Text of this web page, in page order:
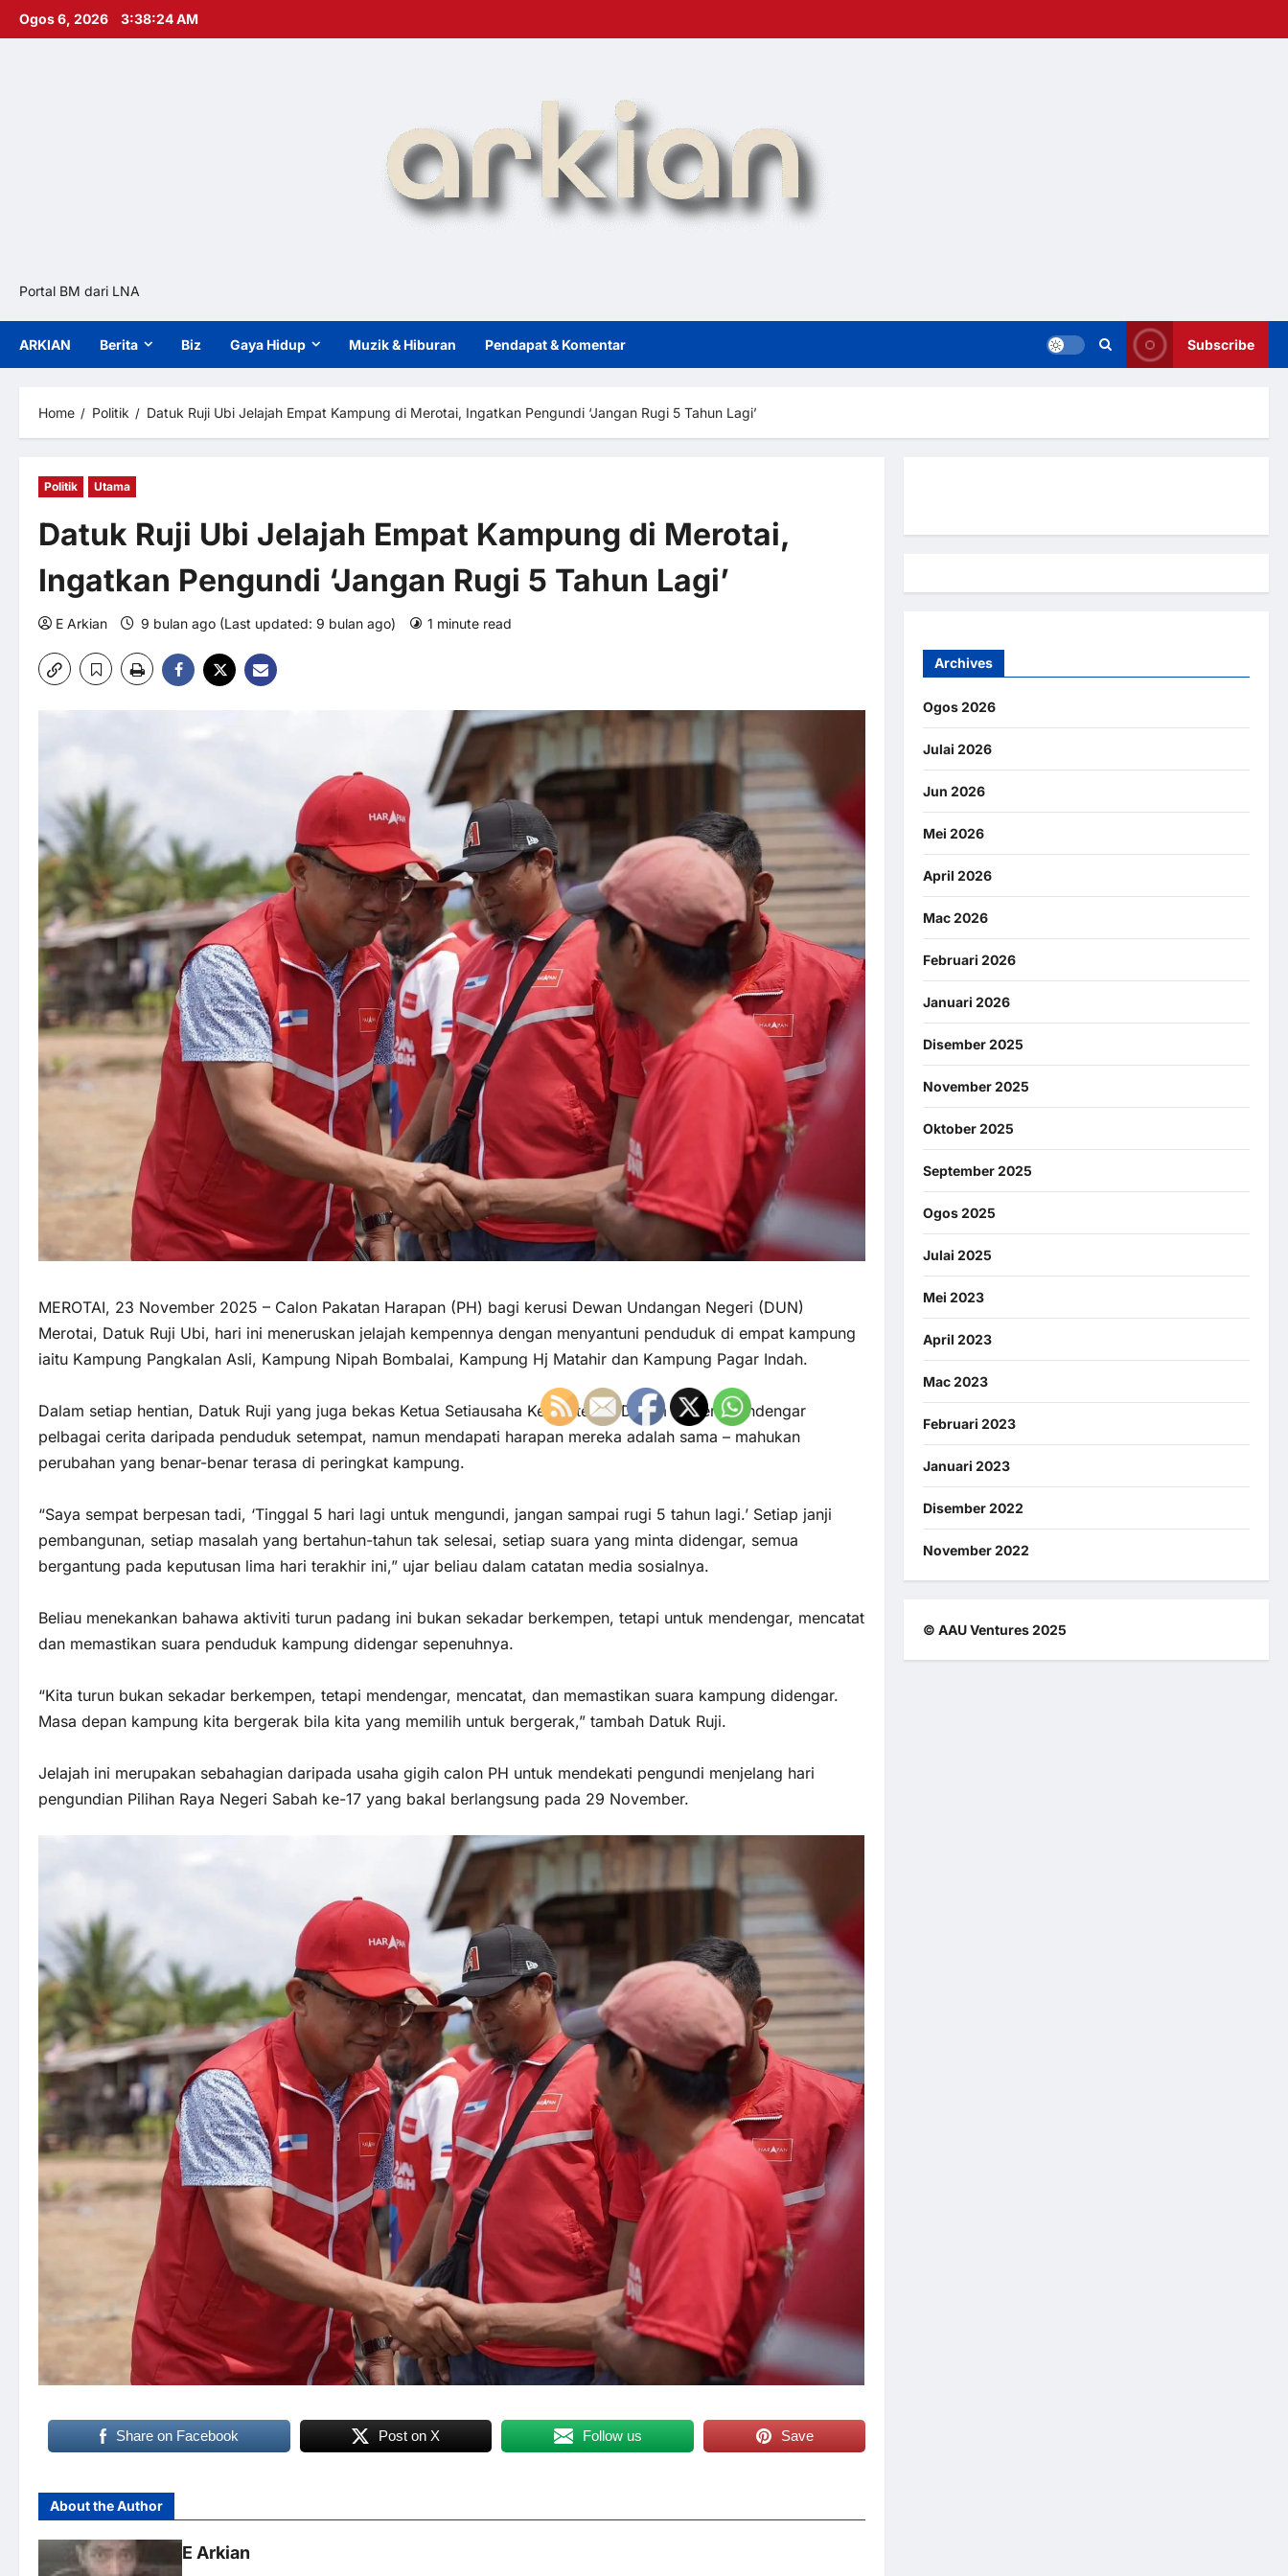
Skip
Ogos 6, 2026 3:38:25 AM
Portal BM dari LNA
ARKIAN Berita Biz Gaya Hidup Muzik & Hiburan Pendapat & Komentar Subscribe
Home Politik Datuk Ruji Ubi Jelajah Empat Kampung di Merotai, Ingatkan Pengundi ‘Jangan Rugi 5 Tahun Lagi’
Politik Utama
Datuk Ruji Ubi Jelajah Empat Kampung di Merotai,
Ingatkan Pengundi ‘Jangan Rugi 5 Tahun Lagi’
E Arkian 9 bulan ago (Last updated: 9 bulan ago) 1 minute read
MEROTAI, 23 November 2025 – Calon Pakatan Harapan (PH) bagi kerusi Dewan Undangan Negeri (DUN)
Merotai, Datuk Ruji Ubi, hari ini meneruskan jelajah kempennya dengan menyantuni penduduk di empat kampung
iaitu Kampung Pangkalan Asli, Kampung Nipah Bombalai, Kampung Hj Matahir dan Kampung Pagar Indah.
Dalam setiap hentian, Datuk Ruji yang juga bekas Ketua Setiausaha Kementerian Dalam Negeri mendengar
pelbagai cerita daripada penduduk setempat, namun mendapati harapan mereka adalah sama – mahukan
perubahan yang benar-benar terasa di peringkat kampung.
“Saya sempat berpesan tadi, ‘Tinggal 5 hari lagi untuk mengundi, jangan sampai rugi 5 tahun lagi.’ Setiap janji
pembangunan, setiap masalah yang bertahun-tahun tak selesai, setiap suara yang minta didengar, semua
bergantung pada keputusan lima hari terakhir ini,” ujar beliau dalam catatan media sosialnya.
Beliau menekankan bahawa aktiviti turun padang ini bukan sekadar berkempen, tetapi untuk mendengar, mencatat
dan memastikan suara penduduk kampung didengar sepenuhnya.
“Kita turun bukan sekadar berkempen, tetapi mendengar, mencatat, dan memastikan suara kampung didengar.
Masa depan kampung kita bergerak bila kita yang memilih untuk bergerak,” tambah Datuk Ruji.
Jelajah ini merupakan sebahagian daripada usaha gigih calon PH untuk mendekati pengundi menjelang hari
pengundian Pilihan Raya Negeri Sabah ke-17 yang bakal berlangsung pada 29 November.
Share on Facebook Post on X Follow us Save
About the Author
E Arkian
Archives
Ogos 2026
Julai 2026
Jun 2026
Mei 2026
April 2026
Mac 2026
Februari 2026
Januari 2026
Disember 2025
November 2025
Oktober 2025
September 2025
Ogos 2025
Julai 2025
Mei 2023
April 2023
Mac 2023
Februari 2023
Januari 2023
Disember 2022
November 2022
© AAU Ventures 2025